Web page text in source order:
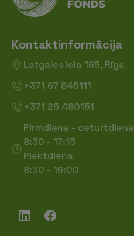
Kontaktinformācija
Latgales iela 165, Rīga
+371 67 845111
+371 25 480151
Pirmdiena - ceturtdiena
8:30 - 17:15
Piektdiena
8:30 - 16:00